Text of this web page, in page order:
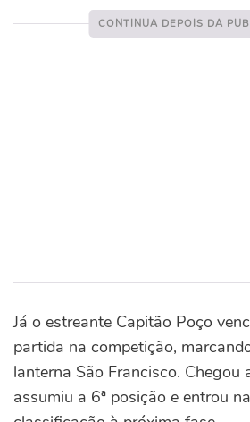
Já o estreante Capitão Poço
partida na competição,
lanterna São Francisco. Chegou
assumiu a 6ª posição e entrou